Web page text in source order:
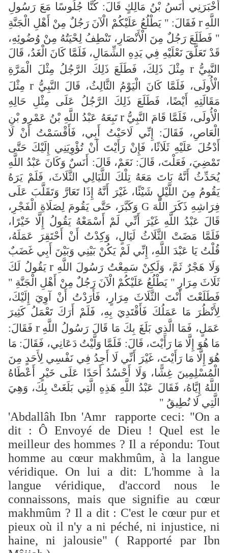
أَخْبَرَنِي أَنَسُ بْنُ مَالِكٍ قَالَ: كُنَّا جُلُوسًا مَعَ رَسُولِ
اللَّهِ r فَقَالَ: " يَطْلُعُ عَلَيْكُمْ الْآنَ رَجُلٌ مِنْ أَهْلِ الْجَنَّةِ
" فَطَلَعَ رَجُلٌ مِنَ الْأَنْصَارِ، تَنْطِفُ لِحْيَتُهُ مِنْ وُضُوئِهِ،
قَدْ تَعَلَّقَ نَعْلَيْهِ فِي يَدِهِ الشِّمَالِ، فَلَمَّا كَانَ الْغَدُ، قَالَ
النَّبِيُّ r مِثْلَ ذَلِكَ، فَطَلَعَ ذَلِكَ الرَّجُلُ مِثْلَ الْمَرَّةِ
الْأُولَى، فَلَمَّا كَانَ الْيَوْمُ الثَّالِثُ، قَالَ النَّبِيُّ r مِثْلَ
مَقَالَتِهِ أَيْضًا، فَطَلَعَ ذَلِكَ الرَّجُلُ عَلَى مِثْلِ حَالِهِ
الْأُولَى، فَلَمَّا قَامَ النَّبِيُّ r تَبِعَهُ عَبْدُ اللَّهِ بْنُ عَمْرِو بْنِ
الْعَاصِ، فَقَالَ: إِنِّي لَاحَيْتُ أَبِي، فَأَقْسَمْتُ أَنْ لَا
أَدْخُلَ عَلَيْهِ ثَلَاثًا، فَإِنْ رَأَيْتَ أَنْ تُؤْوِيَنِي إِلَيْكَ حَتَّى
تَمْضِيَ، فَعَلْتَ، قَالَ: نَعَمْ، قَالَ: أَنَسٌ وَكَانَ عَبْدُ اللَّهِ
يُحَدِّثُ أَنَّهُ بَاتَ مَعَهُ تِلْكَ اللَّيَالِي الثَّلَاثَ، فَلَمْ يَرَهُ
يَقُومُ مِنَ اللَّيْلِ شَيْئًا، غَيْرَ أَنَّهُ إِذَا تَعَارَّ وَتَقَلَّبَ عَلَى
فِرَاشِهِ ذَكَرَ اللَّهَ G وَكَبَّرَ، حَتَّى يَقُومَ لِصَلَاةِ الْفَجْرِ،
قَالَ عَبْدُ اللَّهِ غَيْرَ أَنِّي لَمْ أَسْمَعْهُ يَقُولُ إِلَّا خَيْرًا،
فَلَمَّا مَضَتْ الثَّلَاثُ لَيَالٍ، وَكِدْتُ أَنْ أَحْتَقِرَ عَمَلَهُ،
قُلْتُ يَا عَبْدَ اللَّهِ، إِنِّي لَمْ يَكُنْ بَيْنِي وَبَيْنَ أَبِي غَضَبٌ
وَلَا هَجْرٌ ثَمَّ، وَلَكِنْ سَمِعْتُ رَسُولَ اللَّهِ r يَقُولُ لَكَ
ثَلَاثَ مِرَارٍ " يَطْلُعُ عَلَيْكُمْ الْآنَ رَجُلٌ مِنْ أَهْلِ الْجَنَّةِ "
فَطَلَعْتَ أَنْتَ الثَّلَاثَ مِرَارٍ، فَأَرَدْتُ أَنْ آوِيَ إِلَيْكَ،
لِأَنْظُرَ مَا عَمَلُكَ فَأَقْتَدِيَ بِهِ، فَلَمْ أَرَكَ تَعْمَلُ كَثِيرَ
عَمَلٍ، فَمَا الَّذِي بَلَغَ بِكَ مَا قَالَ رَسُولُ اللَّهِ r فَقَالَ:
مَا هُوَ إِلَّا مَا رَأَيْتَ، قَالَ: فَلَمَّا وَلَّيْتُ دَعَانِي، فَقَالَ: مَا
هُوَ إِلَّا مَا رَأَيْتَ، غَيْرَ أَنِّي لَا أَجِدُ فِي نَفْسِي لِأَحَدٍ مِنَ
الْمُسْلِمِينَ غِشًّا، وَلَا أَحْسُدُ أَحَدًا عَلَى خَيْرٍ أَعْطَاهُ
اللَّهُ إِيَّاهُ، فَقَالَ عَبْدُ اللَّهِ هَذِهِ الَّتِي بَلَغَتْ بِكَ، وَهِيَ
الَّتِي لَا نُطِيقُ "
'Abdallâh Ibn 'Amr rapporte ceci: "On a
dit : Ô Envoyé de Dieu ! Quel est le
meilleur des hommes ? Il a répondu: Tout
homme au cœur makhmûm, à la langue
véridique. On lui a dit: L'homme à la
langue véridique, d'accord nous le
connaissons, mais que signifie au cœur
makhmûm ? Il a dit : C'est le cœur pur et
pieux où il n'y a ni péché, ni injustice, ni
haine, ni jalousie" ( Rapporté par Ibn